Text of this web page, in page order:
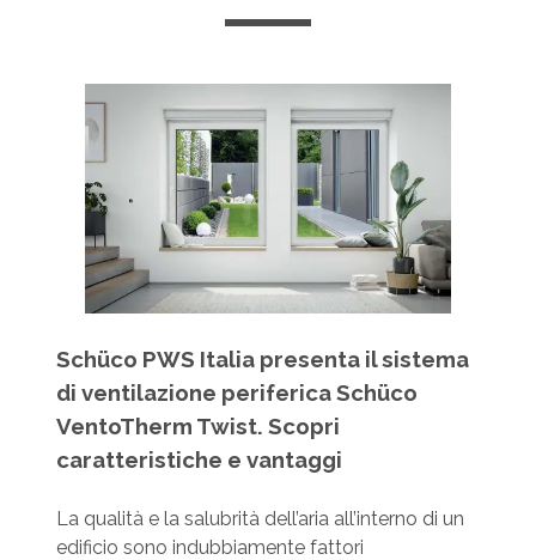
Schüco PWS Italia presenta il sistema
di ventilazione periferica Schüco
VentoTherm Twist. Scopri
caratteristiche e vantaggi
La qualità e la salubrità dell’aria all’interno di un
edificio sono indubbiamente fattori